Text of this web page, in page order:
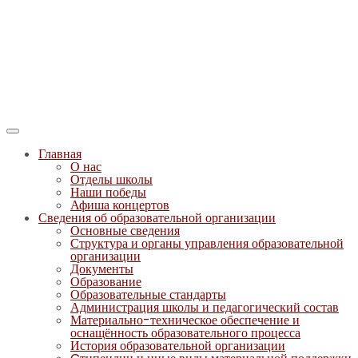
Главная
О нас
Отделы школы
Наши победы
Афиша концертов
Сведения об образовательной организации
Основные сведения
Структура и органы управления образовательной
организации
Документы
Образование
Образовательные стандарты
Администрация школы и педагогический состав
Материально-техническое обеспечение и
оснащённость образовательного процесса
История образовательной организации